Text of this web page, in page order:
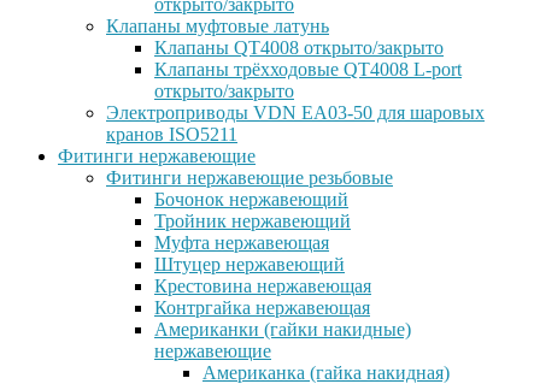
открыто/закрыто
Клапаны муфтовые латунь
Клапаны QT4008 открыто/закрыто
Клапаны трёхходовые QT4008 L-port
открыто/закрыто
Электроприводы VDN EA03-50 для шаровых
кранов ISO5211
Фитинги нержавеющие
Фитинги нержавеющие резьбовые
Бочонок нержавеющий
Тройник нержавеющий
Муфта нержавеющая
Штуцер нержавеющий
Крестовина нержавеющая
Контргайка нержавеющая
Американки (гайки накидные)
нержавеющие
Американка (гайка накидная)